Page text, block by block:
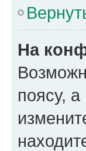
На
поясу,